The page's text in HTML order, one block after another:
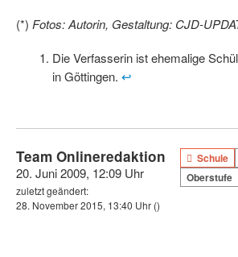
(*) Fotos: Autorin, Gestaltung: CJD-
Die Verfasserin ist ehemalige
in Göttingen. ↩
Team Onlineredaktion
20. Juni 2009, 12:09 Uhr
zuletzt geändert:
28. November 2015, 13:40 Uhr ()
Schule
Oberstufe